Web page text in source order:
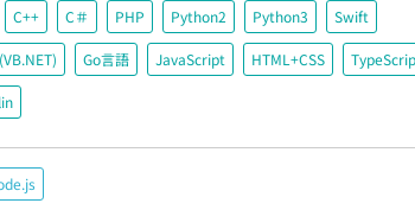
C++ C＃ PHP Python2 Python3 Swift
Go言語 JavaScript HTML+CSS